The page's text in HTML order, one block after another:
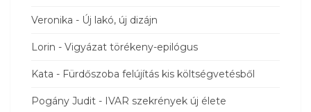
Veronika - Új lakó, új dizájn
Lorin - Vigyázat törékeny-epilógus
Kata - Fürdőszoba felújítás kis költségvetésből
Pogány Judit - IVAR szekrények új élete